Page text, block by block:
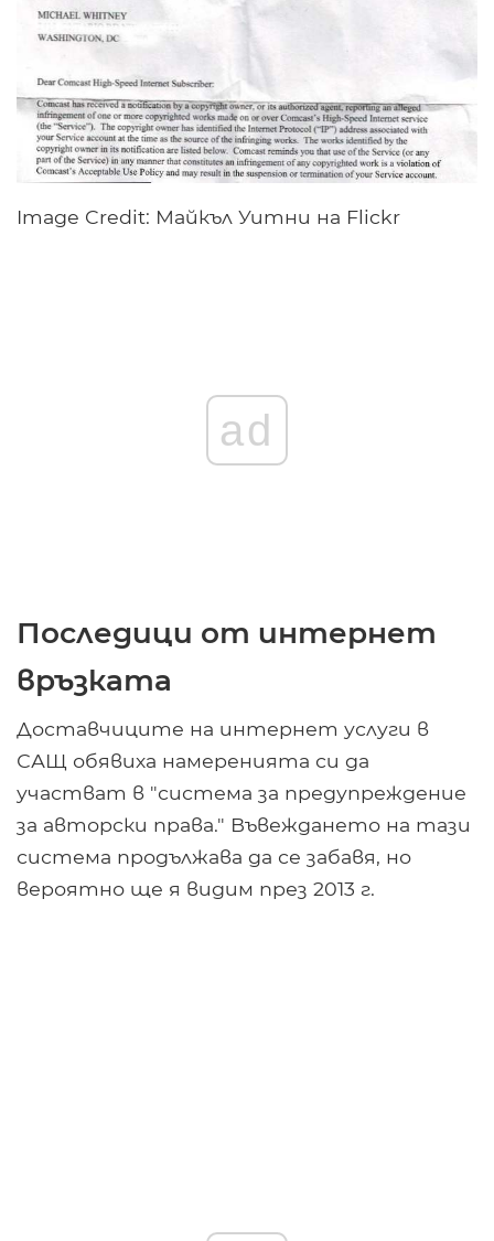
Image Credit: Майкъл Уитни на Flickr
ad
Последици от интернет
връзката
Доставчиците на интернет услуги в
САЩ обявиха намеренията си да
участват в "система за предупреждение
за авторски права." Въвеждането на тази
система продължава да се забавя, но
вероятно ще я видим през 2013 г.